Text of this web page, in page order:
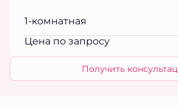
1-комнатная
Цена по запросу
Получить